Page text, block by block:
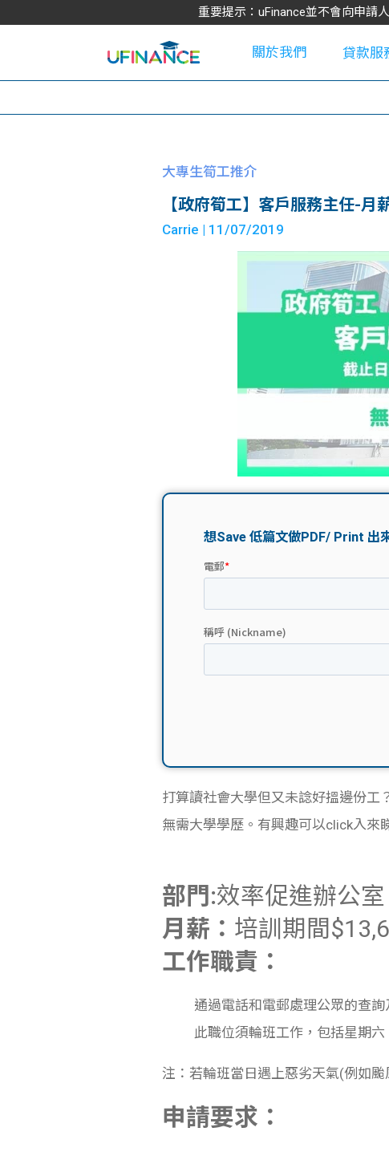
重要提示：uFinance並不會向申請
關於我們
貸款服
學生貸
大學生
貸款
機
網上私
款
貸款
機
大專生筍工推介
【政府筍工】客戶服務主任-月
Carrie | 11/07/2019
打算讀社會大學但又未諗好搵邊份工
無需大學學歷。有興趣可以click入來
部門:效率促進辦公室
月薪： 培訓期間
工作職責：
通過電話和電郵處理公眾的查詢
此職位須輪班工作，包括星期
注：若輪班當日遇上惡劣天氣(例如
申請要求：